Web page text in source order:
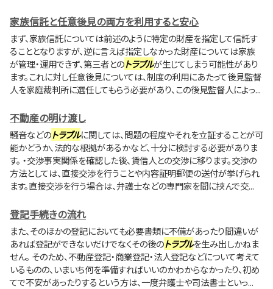
家族信託と任意後見の両方を利用すると安心
まず、家族信託については前述のように特定の財産を指定して信託す
ることとなりますが、逆に言えば指定しなかった財産については家族
が管理・運用できず、第三者とのトラブルが生じてしまう可能性があり
ます。これに対し任意後見については、制度の利用にあたって後見監督
人を家庭裁判所に選任してもらう必要があり、この後見監督人によっ...
不動産の明け渡し
騒音などのトラブルに関しては、問題の程度やそれを立証することが可
能かどうか、法的な根拠があるかなど、十分に検討する必要がありま
す。 ・交渉事実関係を確認した後、賃借人との交渉に移ります。交渉の
方法としては、直接交渉を行うことや内容証明郵便の送付が挙げられ
ます。直接交渉を行う場合は、弁護士などの専門家を間に挟んで交...
登記手続きの流れ
また、そのほかの登記においても必要書類に不備があったり間違いが
あれば登記ができないだけでなくその後のトラブルを生み出しかねま
せん。 そのため、不動産登記・商業登記・法人登記などについて考えて
いるものの、いまいち何を準備すればいいのかわからなかったり、初め
てで不安があったりするという方は、一度弁護士や司法書士といっ...